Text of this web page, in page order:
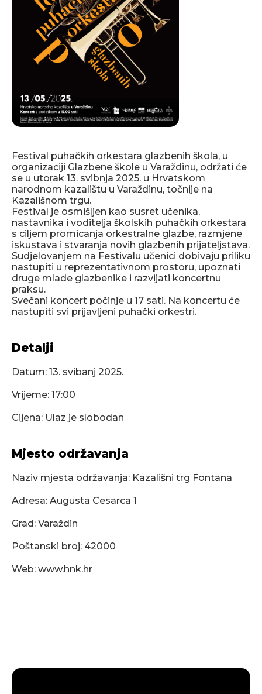
Festival puhačkih orkestara glazbenih škola, u
organizaciji Glazbene škole u Varaždinu, održati će
se u utorak 13. svibnja 2025. u Hrvatskom
narodnom kazalištu u Varaždinu, točnije na
Kazališnom trgu.
Festival je osmišljen kao susret učenika,
nastavnika i voditelja školskih puhačkih orkestara
s ciljem promicanja orkestralne glazbe, razmjene
iskustava i stvaranja novih glazbenih prijateljstava.
Sudjelovanjem na Festivalu učenici dobivaju priliku
nastupiti u reprezentativnom prostoru, upoznati
druge mlade glazbenike i razvijati koncertnu
praksu.
Svečani koncert počinje u 17 sati. Na koncertu će
nastupiti svi prijavljeni puhački orkestri.
Detalji
Datum: 13. svibanj 2025.
Vrijeme: 17:00
Cijena: Ulaz je slobodan
Mjesto održavanja
Naziv mjesta održavanja: Kazališni trg Fontana
Adresa: Augusta Cesarca 1
Grad: Varaždin
Poštanski broj: 42000
Web: www.hnk.hr